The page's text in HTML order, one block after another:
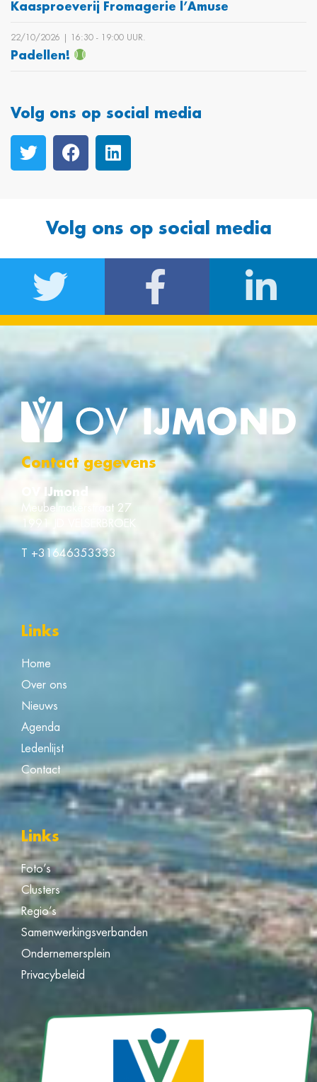
Kaasproeverij Fromagerie l’Amuse
22/10/2026 | 16:30 ‐ 19:00 UUR.
Padellen!
Volg ons op social media
Volg ons op social media
Contact gegevens
OV IJmond
Meubelmakerstraat 27
1991 JD VELSERBROEK
T +31646353333
Links
Home
Over ons
Nieuws
Agenda
Ledenlijst
Contact
Links
Foto’s
Clusters
Regio’s
Samenwerkingsverbanden
Ondernemersplein
Privacybeleid